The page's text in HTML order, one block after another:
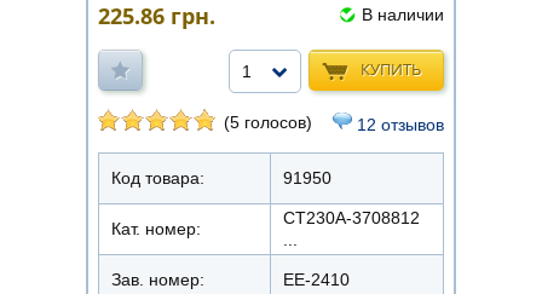
225.86 грн. В наличии
КУПИТЬ
1
(5 голосов) 12 отзывов
Код товара: 91950
Кат. номер:
СТ230А-3708812
Зав. номер: EE-2410